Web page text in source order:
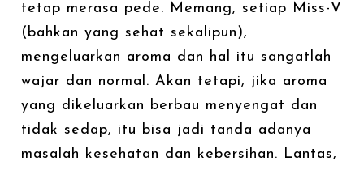
tetap merasa pede. Memang, setiap Miss-V
(bahkan yang sehat sekalipun),
mengeluarkan aroma dan hal itu sangatlah
wajar dan normal. Akan tetapi, jika aroma
yang dikeluarkan berbau menyengat dan
tidak sedap, itu bisa jadi tanda adanya
masalah kesehatan dan kebersihan. Lantas,